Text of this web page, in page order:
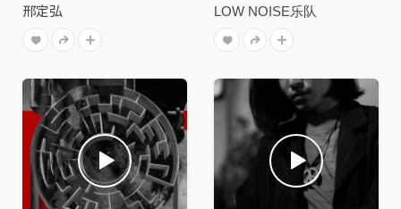
邢定弘 LOW NOISE乐队